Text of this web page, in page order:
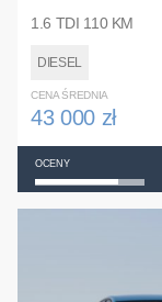
1.6 TDI 110 KM
DIESEL
CENA ŚREDNIA
43 000 zł
OCENY